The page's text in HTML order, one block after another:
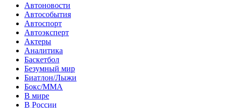
Автоновости
Автособытия
Автоспорт
Автоэксперт
Актеры
Аналитика
Баскетбол
Безумный мир
Биатлон/Лыжи
Бокс/MMA
В мире
В России